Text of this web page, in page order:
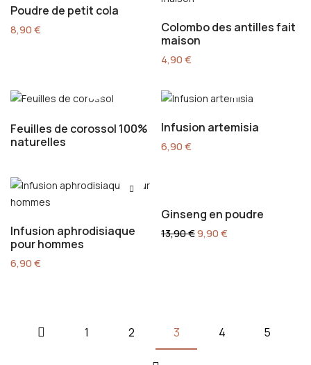
Poudre de petit cola
8,90€
Colombo des antilles fait
maison
4,90€
Feuilles de corossol 100%
naturelles
Infusion artemisia
6,90€
Infusion aphrodisiaque
pour hommes
6,90€
Ginseng en poudre
13,90€9,90€
1 2 3 4 5